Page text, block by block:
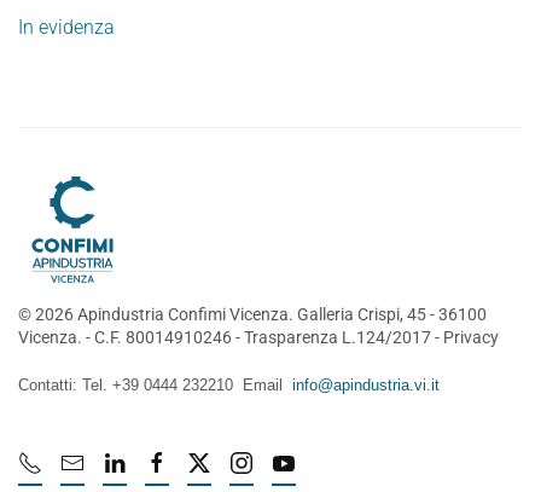
In evidenza
©2026Apindustria Confimi Vicenza. Galleria Crispi, 45 - 36100
Vicenza. - C.F. 80014910246 -Trasparenza L.124/2017- Privacy
Contatti: Tel. +39 0444 232210 Email info@apindustria.vi.it